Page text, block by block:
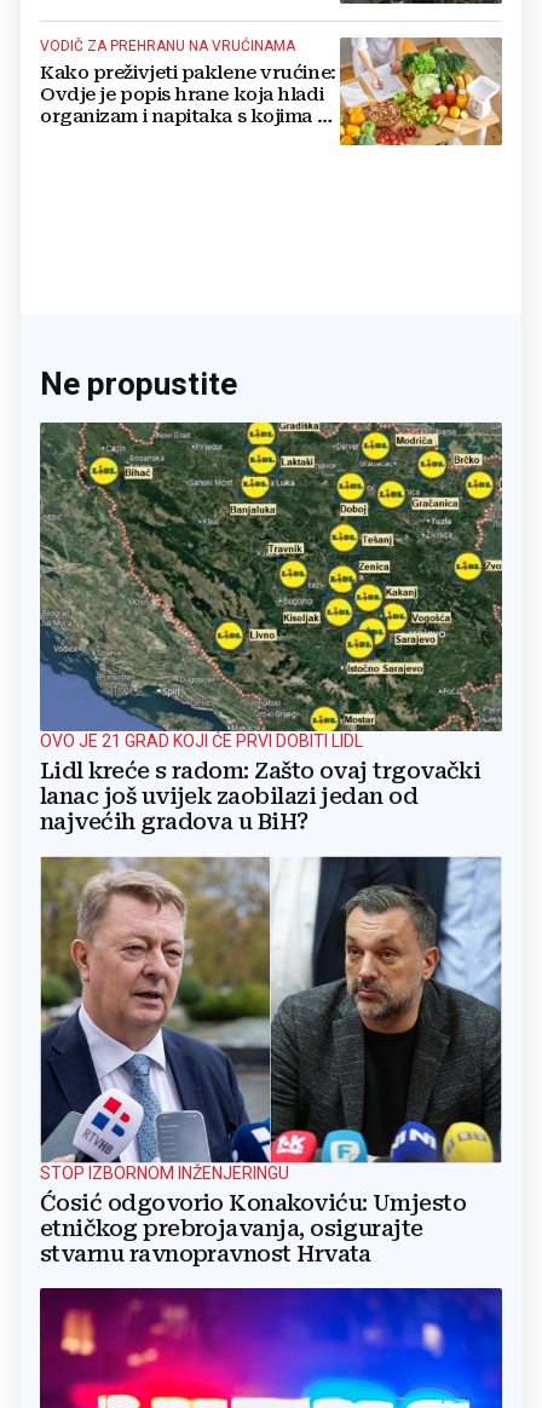
VODIČ ZA PREHRANU NA VRUĆINAMA
Kako preživjeti paklene vrućine:
Ovdje je popis hrane koja hladi
organizam i napitaka s kojima si
Ne propustite
OVO JE 21 GRAD KOJI ĆE PRVI DOBITI LIDL
Lidl kreće s radom: Zašto ovaj trgovački
lanac još uvijek zaobilazi jedan od
najvećih gradova u BiH?
STOP IZBORNOM INŽENJERINGU
Ćosić odgovorio Konakoviću: Umjesto
etničkog prebrojavanja, osigurajte
stvarnu ravnopravnost Hrvata